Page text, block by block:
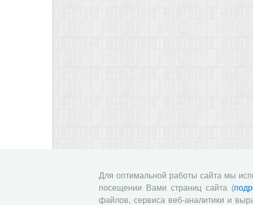
Для оптимальной работы сайта мы
посещении Вами страниц сайта (
файлов, сервиса веб-аналитики и